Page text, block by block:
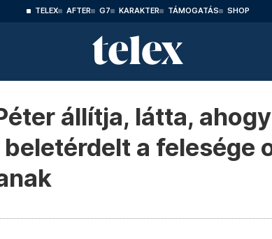
TELEX AFTER G7 KARAKTER TÁMOGATÁS SHOP
állítja, látta,
a felesége